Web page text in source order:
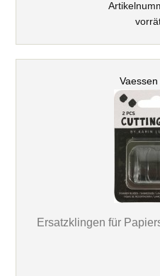
Ersatzklingen für